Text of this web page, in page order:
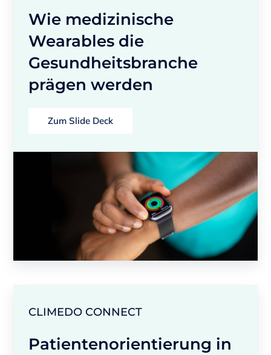
Wie medizinische
Wearables die
Gesundheitsbranche
prägen werden
Zum Slide Deck
CLIMEDO CONNECT
Patientenorientierung in